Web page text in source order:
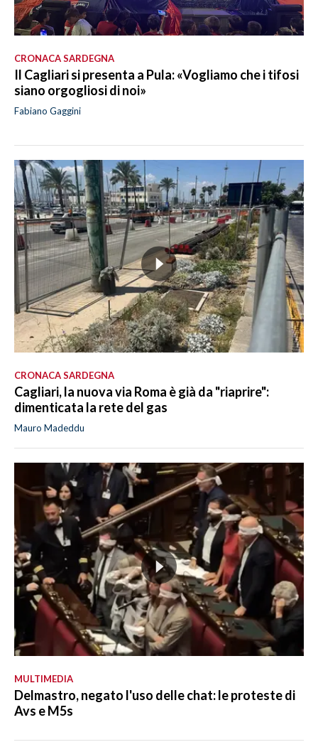
CRONACA SARDEGNA
Il Cagliari si presenta a Pula: «Vogliamo che i tifosi
siano orgogliosi di noi»
Fabiano Gaggini
CRONACA SARDEGNA
Cagliari, la nuova via Roma è già da "riaprire":
dimenticata la rete del gas
Mauro Madeddu
MULTIMEDIA
Delmastro, negato l'uso delle chat: le proteste di
Avs e M5s